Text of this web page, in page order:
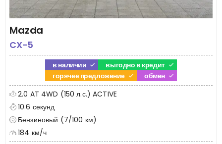
Mazda
CX-5
в наличии
выгодно в кредит
горячее предложение
обмен
2.0 AT 4WD (150 л.с.) ACTIVE
10.6 секунд
Бензиновый (7/100 км)
184 км/ч